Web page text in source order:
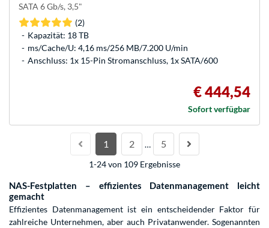
SATA 6 Gb/s, 3,5"
(2)
Kapazität: 18 TB
ms/Cache/U: 4,16 ms/256 MB/7.200 U/min
Anschluss: 1x 15-Pin Stromanschluss, 1x SATA/600
€ 444,54
Sofort verfügbar
1 2 … 5
1-24 von 109 Ergebnisse
NAS-Festplatten – effizientes Datenmanagement leicht
gemacht
Effizientes Datenmanagement ist ein entscheidender Faktor für
zahlreiche Unternehmen, aber auch Privatanwender. Sogenannten